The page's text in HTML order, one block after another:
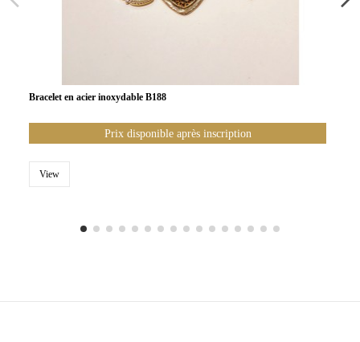
Bracelet en acier inoxydable B188
Prix disponible après inscription
View